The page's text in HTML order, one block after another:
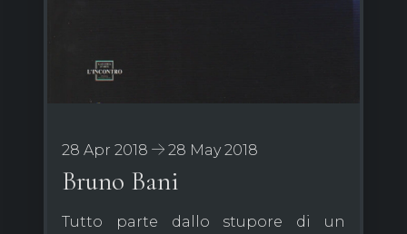
28 Apr 2018 28 May 2018
Bruno Bani
Tutto parte dallo stupore di un